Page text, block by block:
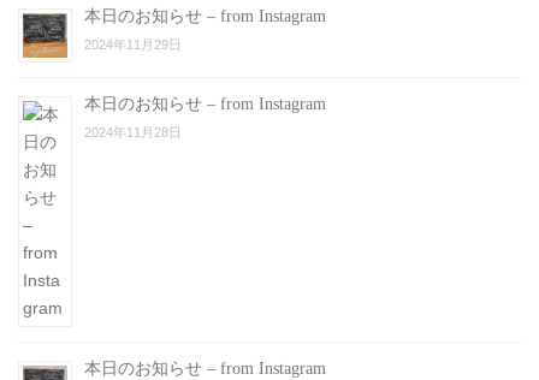
本日のお知らせ – from Instagram
2024年11月29日
本日のお知らせ – from Instagram
2024年11月28日
本日のお知らせ – from Instagram